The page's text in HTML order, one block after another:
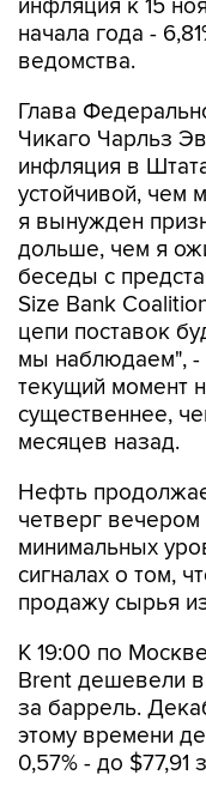
инфляция к 15
начала года -
ведомства.
Глава
Чикаго Чарльз
инфляция в
устойчивой, чем
я вынужден
дольше, чем я
беседы с
Size Bank
цепи поставок
мы наблюдаем", -
текущий момент
существеннее,
месяцев назад.
Нефть
четверг
минимальных
сигналах о том,
продажу сырья
К 19:00 по
Brent дешевели в
за баррель.
этому времени
0,57% - до $77,91